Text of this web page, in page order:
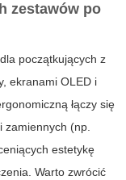
zestawów po
początkujących z
ekranami OLED i
łączy się
zamiennych (np.
estetykę
Warto zwrócić